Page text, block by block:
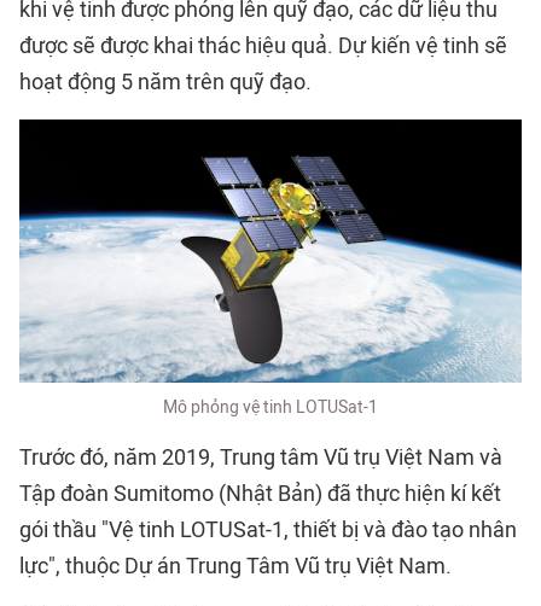
khi vệ tinh được phóng lên quỹ đạo, các dữ liệu thu
được sẽ được khai thác hiệu quả. Dự kiến vệ tinh sẽ
hoạt động 5 năm trên quỹ đạo.
Mô phỏng vệ tinh LOTUSat-1
Trước đó, năm 2019, Trung tâm Vũ trụ Việt Nam và
Tập đoàn Sumitomo (Nhật Bản) đã thực hiện kí kết
gói thầu "Vệ tinh LOTUSat-1, thiết bị và đào tạo nhân
lực", thuộc Dự án Trung Tâm Vũ trụ Việt Nam.